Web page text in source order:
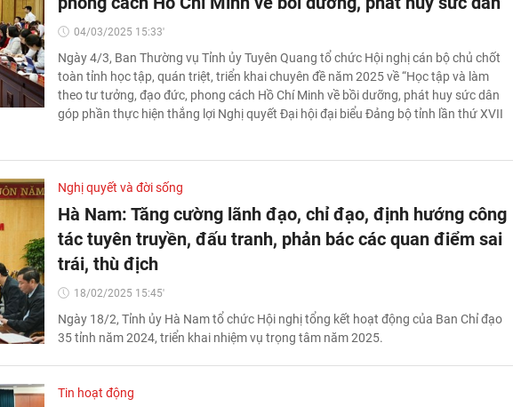
04/03/2025 15:33'
Ngày 4/3, Ban Thường vụ Tỉnh ủy Tuyên Quang tổ chức Hội nghị cán bộ chủ chốt
toàn tỉnh học tập, quán triệt, triển khai chuyên đề năm 2025 về “Học tập và làm
theo tư tưởng, đạo đức, phong cách Hồ Chí Minh về bồi dưỡng, phát huy sức dân
góp phần thực hiện thắng lợi Nghị quyết Đại hội đại biểu Đảng bộ tỉnh lần thứ XVII
Nghị quyết và đời sống
Hà Nam: Tăng cường lãnh đạo, chỉ đạo, định hướng công
tác tuyên truyền, đấu tranh, phản bác các quan điểm sai
trái, thù địch
18/02/2025 15:45'
Ngày 18/2, Tỉnh ủy Hà Nam tổ chức Hội nghị tổng kết hoạt động của Ban Chỉ đạo
35 tỉnh năm 2024, triển khai nhiệm vụ trọng tâm năm 2025.
Tin hoạt động